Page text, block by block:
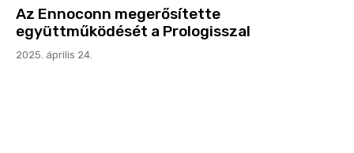
Az Ennoconn megerősítette
együttműködését a Prologisszal
2025. április 24.